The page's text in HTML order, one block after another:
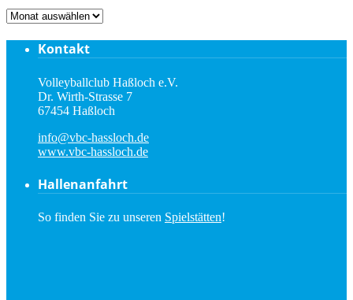
Archiv
Kontakt
Volleyballclub Haßloch e.V.
Dr. Wirth-Strasse 7
67454 Haßloch
info@vbc-hassloch.de
www.vbc-hassloch.de
Hallenanfahrt
So finden Sie zu unseren Spielstätten!